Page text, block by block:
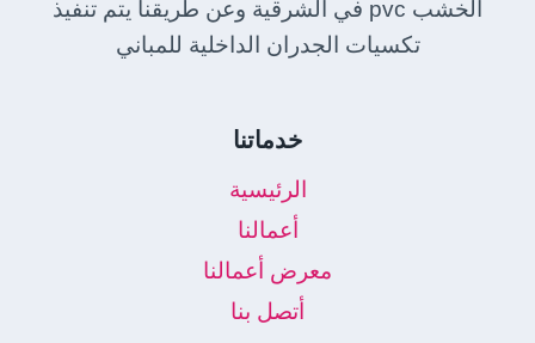
الخشب pvc في الشرقية وعن طريقنا يتم تنفيذ
تكسيات الجدران الداخلية للمباني
خدماتنا
الرئيسية
أعمالنا
معرض أعمالنا
أتصل بنا